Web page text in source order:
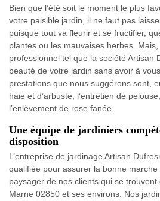
Bien que l’été soit le moment le plus
votre paisible jardin, il ne faut pas
puisque tout va fleurir et se fructifier,
plantes ou les mauvaises herbes.
professionnel tel que la société Artisan
beauté de votre jardin sans avoir à
prestations que nous suggérons sont,
haie et d’arbuste, l’entretien de
l’enlèvement de rose fanée.
Une équipe de jardiniers
disposition
L’entreprise de jardinage Artisan
qualifiée pour assurer la bonne marche
paysager de nos clients qui se
Marne 02850 et ses environs. Nos